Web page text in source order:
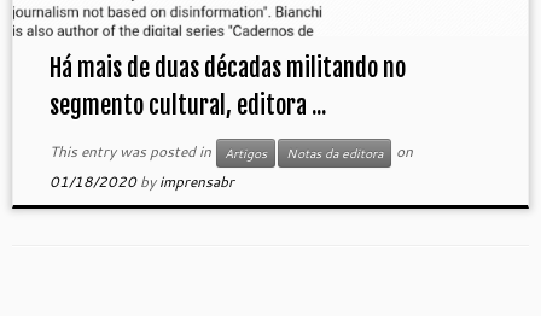
Há mais de duas décadas militando no
segmento cultural, editora ...
This entry was posted in Artigos Notas da editora
on
01/18/2020 byimprensabr